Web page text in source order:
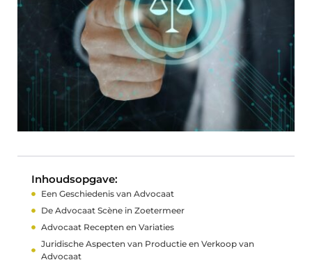
Inhoudsopgave:
Een Geschiedenis van Advocaat
De Advocaat Scène in Zoetermeer
Advocaat Recepten en Variaties
Juridische Aspecten van Productie en Verkoop van
Advocaat